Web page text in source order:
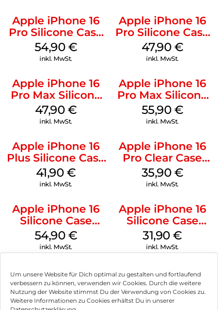
Um unsere Website für Dich optimal zu gestalten und fortlaufend
verbessern zu können, verwenden wir Cookies. Durch die weitere
Nutzung der Website stimmst Du der Verwendung von Cookies zu.
Weitere Informationen zu Cookies erhältst Du in unserer
Apple iPhone 16
Pro Silicone Case
MagSafe Black
54,90 €
inkl. MwSt.
Apple iPhone 16
Pro Silicone Case
MagSafe Denim
47,90 €
inkl. MwSt.
Apple iPhone 16
Pro Max Silicone
Case MagSafe
Black
47,90 €
inkl. MwSt.
Apple iPhone 16
Pro Max Silicone
Case MagSafe
Stone Gray
55,90 €
inkl. MwSt.
Apple iPhone 16
Plus Silicone Case
MagSafe Stone
Gray
41,90 €
inkl. MwSt.
Apple iPhone 16
Pro Clear Case
MagSafe
Transparent
35,90 €
inkl. MwSt.
Apple iPhone 16
Silicone Case
MagSafe Lake
Green
54,90 €
inkl. MwSt.
Apple iPhone 16
Silicone Case
MagSafe Fuchsia
31,90€
inkl. MwSt.
Impressum